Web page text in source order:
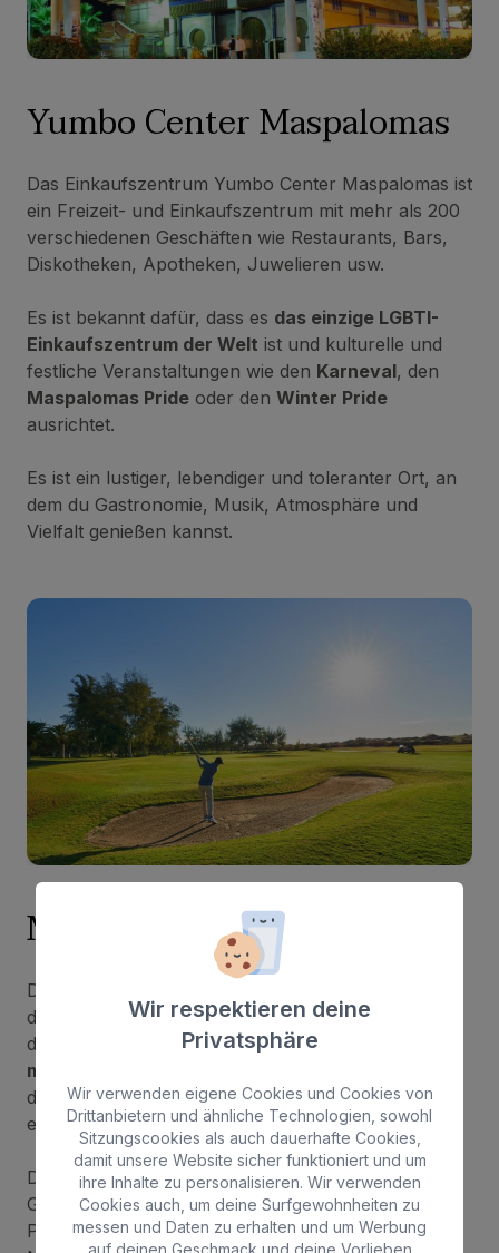
Yumbo Center Maspalomas
Das Einkaufszentrum Yumbo Center Maspalomas ist
ein Freizeit- und Einkaufszentrum mit mehr als 200
verschiedenen Geschäften wie Restaurants, Bars,
Diskotheken, Apotheken, Juwelieren usw.
Es ist bekannt dafür, dass es das einzige LGBTI-
Einkaufszentrum der Welt ist und kulturelle und
festliche Veranstaltungen wie den Karneval, den
Maspalomas Pride oder den Winter Pride
ausrichtet.
Es ist ein lustiger, lebendiger und toleranter Ort, an
dem du Gastronomie, Musik, Atmosphäre und
Vielfalt genießen kannst.
Maspalomas Golf
Der Maspalomas Golf Course ist ein 18-Loch-Platz,
der von Mackenzie Ross entworfen wurde. Er liegt
direkt neben den Dünen von Maspalomas, einem
mehr als 400 Hektar großen Naturschutzgebiet
das ihm eine einzigartige Landschaft und eine
erfrischende Brise verleiht.
Der Platz verfügt über eine Golfschule, einen
Golfshop, ein Restaurant und einen kostenlosen
Parkplatz. Er ist der perfekte Ort, um Golf und
Wir respektieren deine
Privatsphäre
Wir verwenden eigene Cookies und Cookies von
Drittanbietern und ähnliche Technologien, sowohl
Sitzungscookies als auch dauerhafte Cookies,
damit unsere Website sicher funktioniert und um
ihre Inhalte zu personalisieren. Wir verwenden
Cookies auch, um deine Surfgewohnheiten zu
messen und Daten zu erhalten und um Werbung
auf deinen Geschmack und deine Vorlieben